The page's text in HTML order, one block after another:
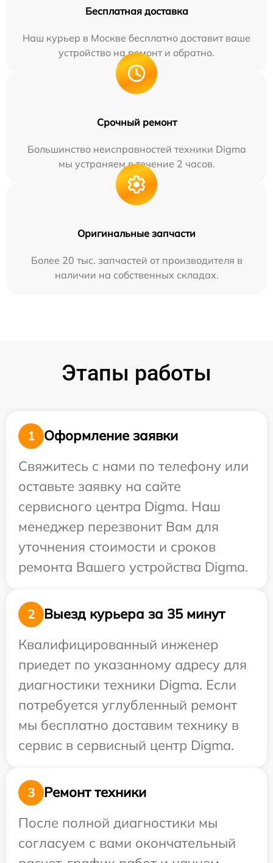
Бесплатная доставка
Наш курьер в Москве бесплатно доставит ваше
устройство на ремонт и обратно.
Срочный ремонт
Большинство неисправностей техники Digma
мы устраняем в течение 2 часов.
Оригинальные запчасти
Более 20 тыс. запчастей от производителя в
наличии на собственных складах.
Этапы работы
1
Оформление заявки
Свяжитесь с нами по телефону или
оставьте заявку на сайте
сервисного центра Digma. Наш
менеджер перезвонит Вам для
уточнения стоимости и сроков
ремонта Вашего устройства Digma.
2
Выезд курьера за 35 минут
Квалифицированный инженер
приедет по указанному адресу для
диагностики техники Digma. Если
потребуется углубленный ремонт
мы бесплатно доставим технику в
сервис в сервисный центр Digma.
3
Ремонт техники
После полной диагностики мы
согласуем с вами окончательный